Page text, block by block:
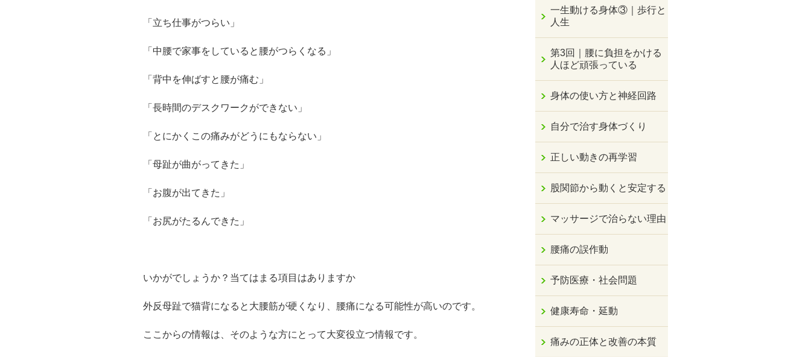
「立ち仕事がつらい」
「中腰で家事をしていると腰がつらくなる」
「背中を伸ばすと腰が痛む」
「長時間のデスクワークができない」
「とにかくこの痛みがどうにもならない」
「母趾が曲がってきた」
「お腹が出てきた」
「お尻がたるんできた」
いかがでしょうか？当てはまる項目はありますか
外反母趾で猫背になると大腰筋が硬くなり、腰痛になる可能性が高いのです。
ここからの情報は、そのような方にとって大変役立つ情報です。
一生動ける身体③｜歩行と
人生
第3回｜腰に負担をかける
人ほど頑張っている
身体の使い方と神経回路
自分で治す身体づくり
正しい動きの再学習
股関節から動くと安定する
マッサージで治らない理由
腰痛の誤作動
予防医療・社会問題
健康寿命・延動
痛みの正体と改善の本質